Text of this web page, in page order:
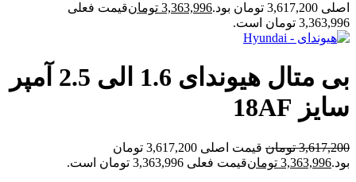
اصلی 3,617,200 تومان بود.
3,363,996 تومانقیمت فعلی
3,363,996 تومان است.
بی متال هیوندای 1.6 الی 2.5 آمپر
سایز 18AF
3,617,200 تومان
قیمت اصلی 3,617,200 تومان
بود.3,363,996 تومانقیمت فعلی 3,363,996 تومان است.